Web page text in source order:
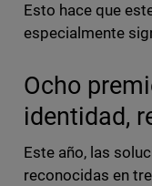
Esto hace que
especialmente
Ocho
identidad,
Este año, las
reconocidas en